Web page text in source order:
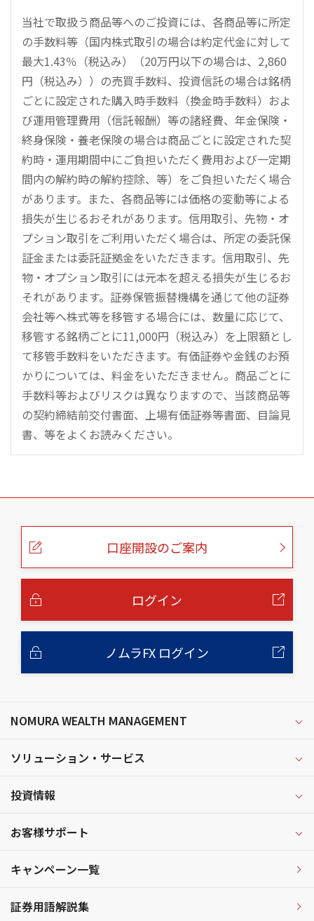
当社で取扱う商品等へのご投資には、各商品等に所定
の手数料等（国内株式取引の場合は約定代金に対して
最大1.43％（税込み）（20万円以下の場合は、2,860
円（税込み））の売買手数料、投資信託の場合は銘柄
ごとに設定された購入時手数料（換金時手数料）およ
び運用管理費用（信託報酬）等の諸経費、年金保険・
終身保険・養老保険の場合は商品ごとに設定された契
約時・運用期間中にご負担いただく費用および一定期
間内の解約時の解約控除、等）をご負担いただく場合
があります。また、各商品等には価格の変動等による
損失が生じるおそれがあります。信用取引、先物・オ
プション取引をご利用いただく場合は、所定の委託保
証金または委託証拠金をいただきます。信用取引、先
物・オプション取引には元本を超える損失が生じるお
それがあります。証券保管振替機構を通じて他の証券
会社等へ株式等を移管する場合には、数量に応じて、
移管する銘柄ごとに11,000円（税込み）を上限額とし
て移管手数料をいただきます。有価証券や金銭のお預
かりについては、料金をいただきません。商品ごとに
手数料等およびリスクは異なりますので、当該商品等
の契約締結前交付書面、上場有価証券等書面、目論見
書、等をよくお読みください。
こ
口座開設のご案内
ログイン
ノムラFX ログイン
NOMURA WEALTH MANAGEMENT
ソリューション・サービス
投資情報
お客様サポート
キャンペーン一覧
証券用語解説集